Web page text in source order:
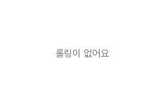
롤링이 없어요